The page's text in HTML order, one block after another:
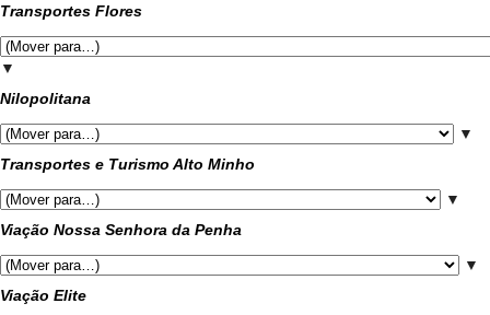
Transportes Flores
▼
Nilopolitana
▼
Transportes e Turismo Alto Minho
▼
Viação Nossa Senhora da Penha
▼
Viação Elite